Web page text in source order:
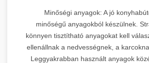
Minőségi anyagok: A jó
minőségű anyagokból készülnek.
könnyen tisztítható anyagokat kell
ellenállnak a nedvességnek, a
Leggyakrabban használt anyagok